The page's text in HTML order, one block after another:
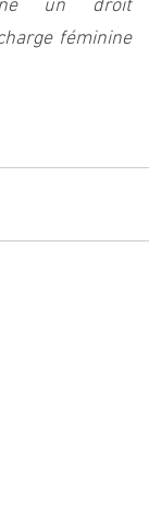
un droit
féminine